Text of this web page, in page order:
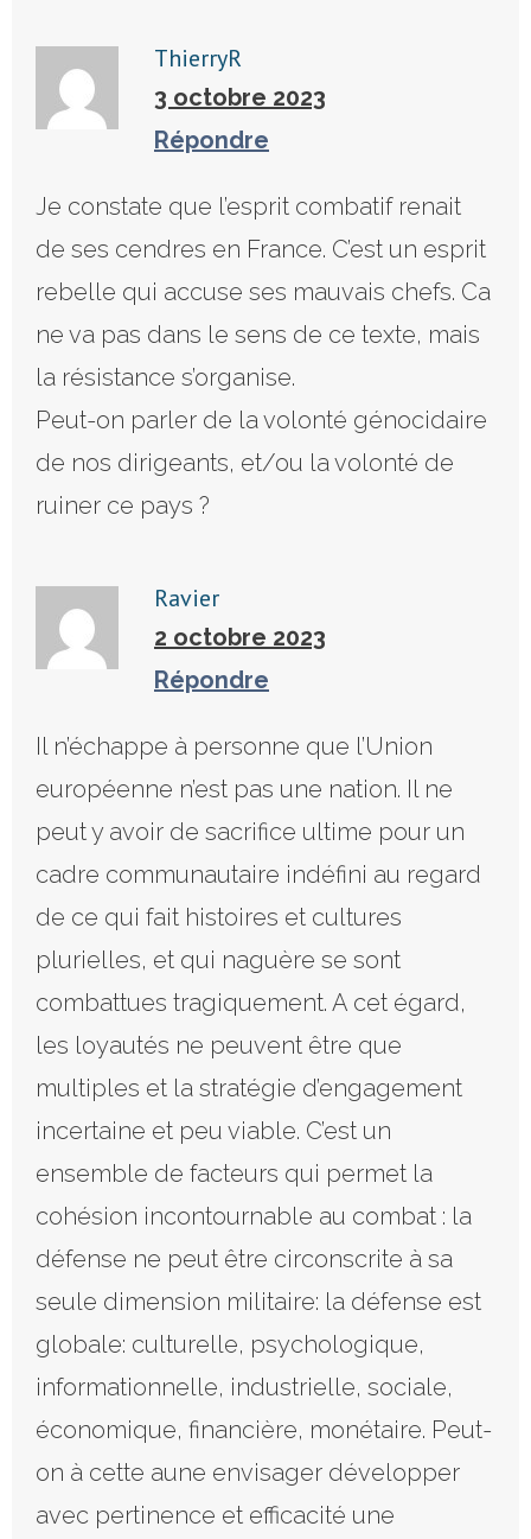
ThierryR
3 octobre 2023
Répondre
Je constate que l’esprit combatif renait
de ses cendres en France. C’est un esprit
rebelle qui accuse ses mauvais chefs. Ca
ne va pas dans le sens de ce texte, mais
la résistance s’organise.
Peut-on parler de la volonté génocidaire
de nos dirigeants, et/ou la volonté de
ruiner ce pays ?
Ravier
2 octobre 2023
Répondre
Il n’échappe à personne que l’Union
européenne n’est pas une nation. Il ne
peut y avoir de sacrifice ultime pour un
cadre communautaire indéfini au regard
de ce qui fait histoires et cultures
plurielles, et qui naguère se sont
combattues tragiquement. A cet égard,
les loyautés ne peuvent être que
multiples et la stratégie d’engagement
incertaine et peu viable. C’est un
ensemble de facteurs qui permet la
cohésion incontournable au combat : la
défense ne peut être circonscrite à sa
seule dimension militaire: la défense est
globale: culturelle, psychologique,
informationnelle, industrielle, sociale,
économique, financière, monétaire. Peut-
on à cette aune envisager développer
avec pertinence et efficacité une